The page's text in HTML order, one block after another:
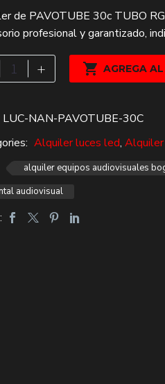
de PAVOTUBE 30c TUBO
profesional y garantizado,
+  AGREGA
LUC-NAN-PAVOTUBE-30C
Alquiler luces led,
alquiler equipos audiovisuales
audiovisual